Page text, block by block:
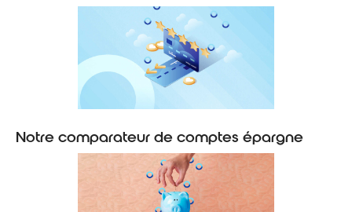
Notre comparateur de comptes épargne